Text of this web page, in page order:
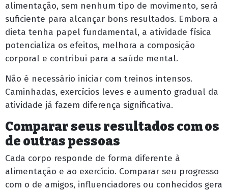
alimentação, sem nenhum tipo de movimento, será
suficiente para alcançar bons resultados. Embora a
dieta tenha papel fundamental, a atividade física
potencializa os efeitos, melhora a composição
corporal e contribui para a saúde mental.
Não é necessário iniciar com treinos intensos.
Caminhadas, exercícios leves e aumento gradual da
atividade já fazem diferença significativa.
Comparar seus resultados com os
de outras pessoas
Cada corpo responde de forma diferente à
alimentação e ao exercício. Comparar seu progresso
com o de amigos, influenciadores ou conhecidos gera